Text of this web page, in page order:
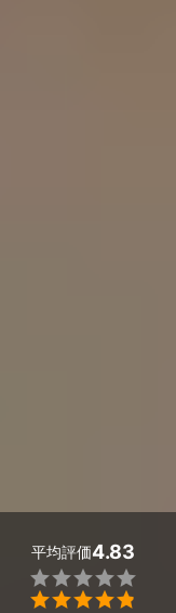
平均評価4.83

